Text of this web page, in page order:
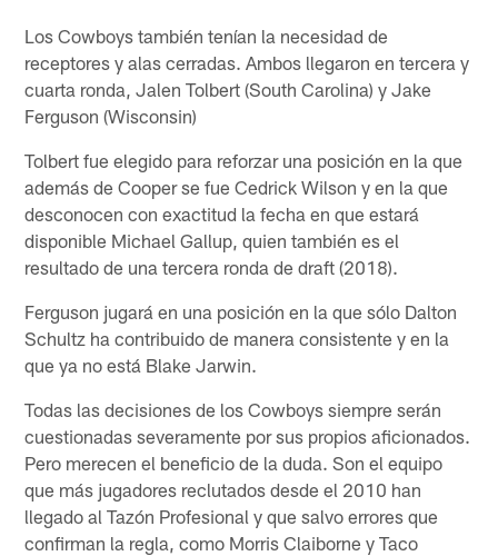
Los Cowboys también tenían la necesidad de
receptores y alas cerradas. Ambos llegaron en tercera y
cuarta ronda, Jalen Tolbert (South Carolina) y Jake
Ferguson (Wisconsin)
Tolbert fue elegido para reforzar una posición en la que
además de Cooper se fue Cedrick Wilson y en la que
desconocen con exactitud la fecha en que estará
disponible Michael Gallup, quien también es el
resultado de una tercera ronda de draft (2018).
Ferguson jugará en una posición en la que sólo Dalton
Schultz ha contribuido de manera consistente y en la
que ya no está Blake Jarwin.
Todas las decisiones de los Cowboys siempre serán
cuestionadas severamente por sus propios aficionados.
Pero merecen el beneficio de la duda. Son el equipo
que más jugadores reclutados desde el 2010 han
llegado al Tazón Profesional y que salvo errores que
confirman la regla, como Morris Claiborne y Taco